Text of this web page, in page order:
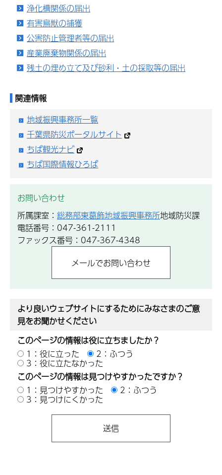
浄化槽関係の届出
有害鳥獣の捕獲
公害防止管理者等の届出
産業廃棄物関係の届出
残土の埋め立て及び砂利・土の採取等の届出
関連情報
地域振興事務所一覧
千葉県防災ポータルサイト
ちば観光ナビ
ちば国際情報ひろば
お問い合わせ
所属課室： 総務部東葛飾地域振興事務所地域防災課
電話番号：047-361-2111
ファックス番号：047-367-4348
より良いウェブサイトにするためにみなさまのご意
見をお聞かせください
このページの情報は役に立ちましたか？
1：役に立った
2：ふつう
3：役に立たなかった
このページの情報は見つけやすかったですか？
1：見つけやすかった
2：ふつう
3：見つけにくかった